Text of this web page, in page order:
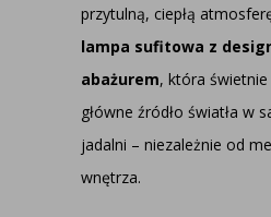
przytulną, ciepłą
lampa sufitowa z
abażurem, która
główne źródło światła w
jadalni – niezależnie od
wnętrza.